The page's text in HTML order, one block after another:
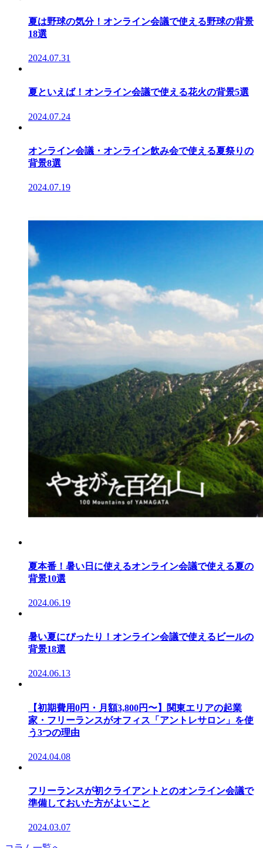
夏は野球の気分！オンライン会議で使える野球の背景
18選
2024.07.31
夏といえば！オンライン会議で使える花火の背景5選
2024.07.24
オンライン会議・オンライン飲み会で使える夏祭りの
背景8選
2024.07.19
夏本番！暑い日に使えるオンライン会議で使える夏の
背景10選
2024.06.19
暑い夏にぴったり！オンライン会議で使えるビールの
背景18選
2024.06.13
【初期費用0円・月額3,800円〜】関東エリアの起業
家・フリーランスがオフィス「アントレサロン」を使
う3つの理由
2024.04.08
フリーランスが初クライアントとのオンライン会議で
準備しておいた方がよいこと
2024.03.07